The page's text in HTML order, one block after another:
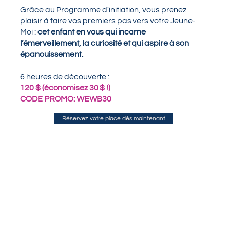
Grâce au Programme d'initiation, vous prenez
plaisir à faire vos premiers pas vers votre Jeune-
Moi :cet enfant en vous qui incarne
l’émerveillement, la curiosité et qui aspire à son
épanouissement.
6 heures de découverte :
120 $ (économisez 30 $ !)
CODE PROMO: WEWB30
Réservez votre place dès maintenant